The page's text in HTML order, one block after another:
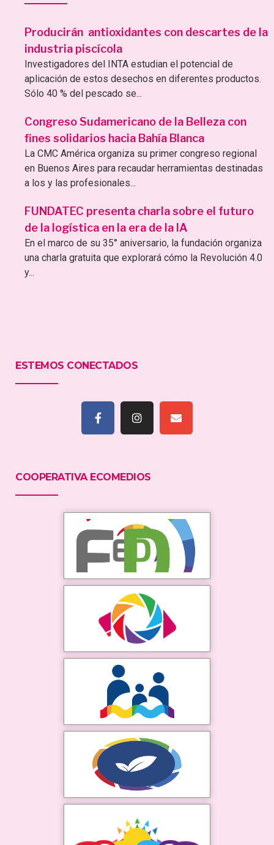
Producirán antioxidantes con descartes de la
industria piscícola
Investigadores del INTA estudian el potencial de
aplicación de estos desechos en diferentes productos.
Sólo 40 % del pescado se...
Congreso Sudamericano de la Belleza con
fines solidarios hacia Bahía Blanca
La CMC América organiza su primer congreso regional
en Buenos Aires para recaudar herramientas destinadas
a los y las profesionales...
FUNDATEC presenta charla sobre el futuro
de la logística en la era de la IA
En el marco de su 35° aniversario, la fundación organiza
una charla gratuita que explorará cómo la Revolución 4.0
y...
ESTEMOS CONECTADOS
COOPERATIVA ECOMEDIOS